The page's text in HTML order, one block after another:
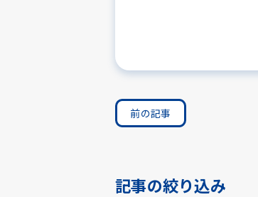
前の記事
記事の絞り込み